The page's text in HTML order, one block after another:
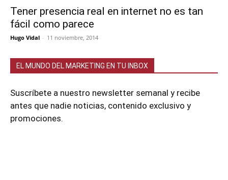
Tener presencia real en internet no es tan
fácil como parece
Hugo Vidal - 11 noviembre, 2014
EL MUNDO DEL MARKETING EN TU INBOX
Suscríbete a nuestro newsletter semanal y recibe
antes que nadie noticias, contenido exclusivo y
promociones.